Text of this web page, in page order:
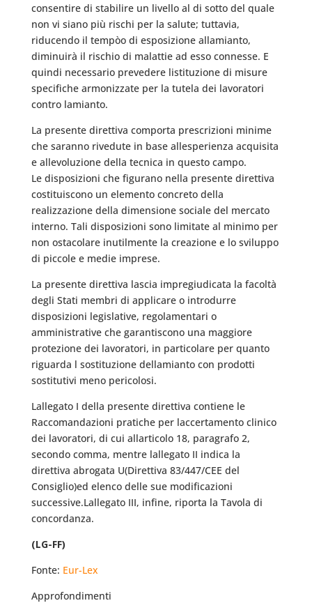
consentire di stabilire un livello al di sotto del quale
non vi siano più rischi per la salute; tuttavia,
riducendo il tempòo di esposizione allamianto,
diminuirà il rischio di malattie ad esso connesse. E
quindi necessario prevedere listituzione di misure
specifiche armonizzate per la tutela dei lavoratori
contro lamianto.
La presente direttiva comporta prescrizioni minime
che saranno rivedute in base allesperienza acquisita
e allevoluzione della tecnica in questo campo.
Le disposizioni che figurano nella presente direttiva
costituiscono un elemento concreto della
realizzazione della dimensione sociale del mercato
interno. Tali disposizioni sono limitate al minimo per
non ostacolare inutilmente la creazione e lo sviluppo
di piccole e medie imprese.
La presente direttiva lascia impregiudicata la facoltà
degli Stati membri di applicare o introdurre
disposizioni legislative, regolamentari o
amministrative che garantiscono una maggiore
protezione dei lavoratori, in particolare per quanto
riguarda l sostituzione dellamianto con prodotti
sostitutivi meno pericolosi.
Lallegato I della presente direttiva contiene le
Raccomandazioni pratiche per laccertamento clinico
dei lavoratori, di cui allarticolo 18, paragrafo 2,
secondo comma, mentre lallegato II indica la
direttiva abrogata U(Direttiva 83/447/CEE del
Consiglio)ed elenco delle sue modificazioni
successive.Lallegato III, infine, riporta la Tavola di
concordanza.
(LG-FF)
Fonte: Eur-Lex
Approfondimenti